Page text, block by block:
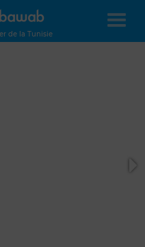
de la Tunisie